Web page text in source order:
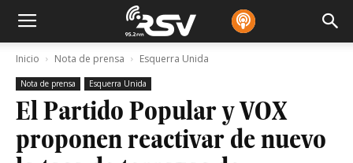
Inicio Nota de prensa Esquerra Unida
Nota de prensa Esquerra Unida
El Partido Popular y VOX
proponen reactivar de nuevo